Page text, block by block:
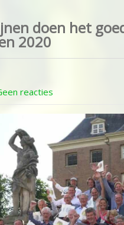
doen het
2020
reacties